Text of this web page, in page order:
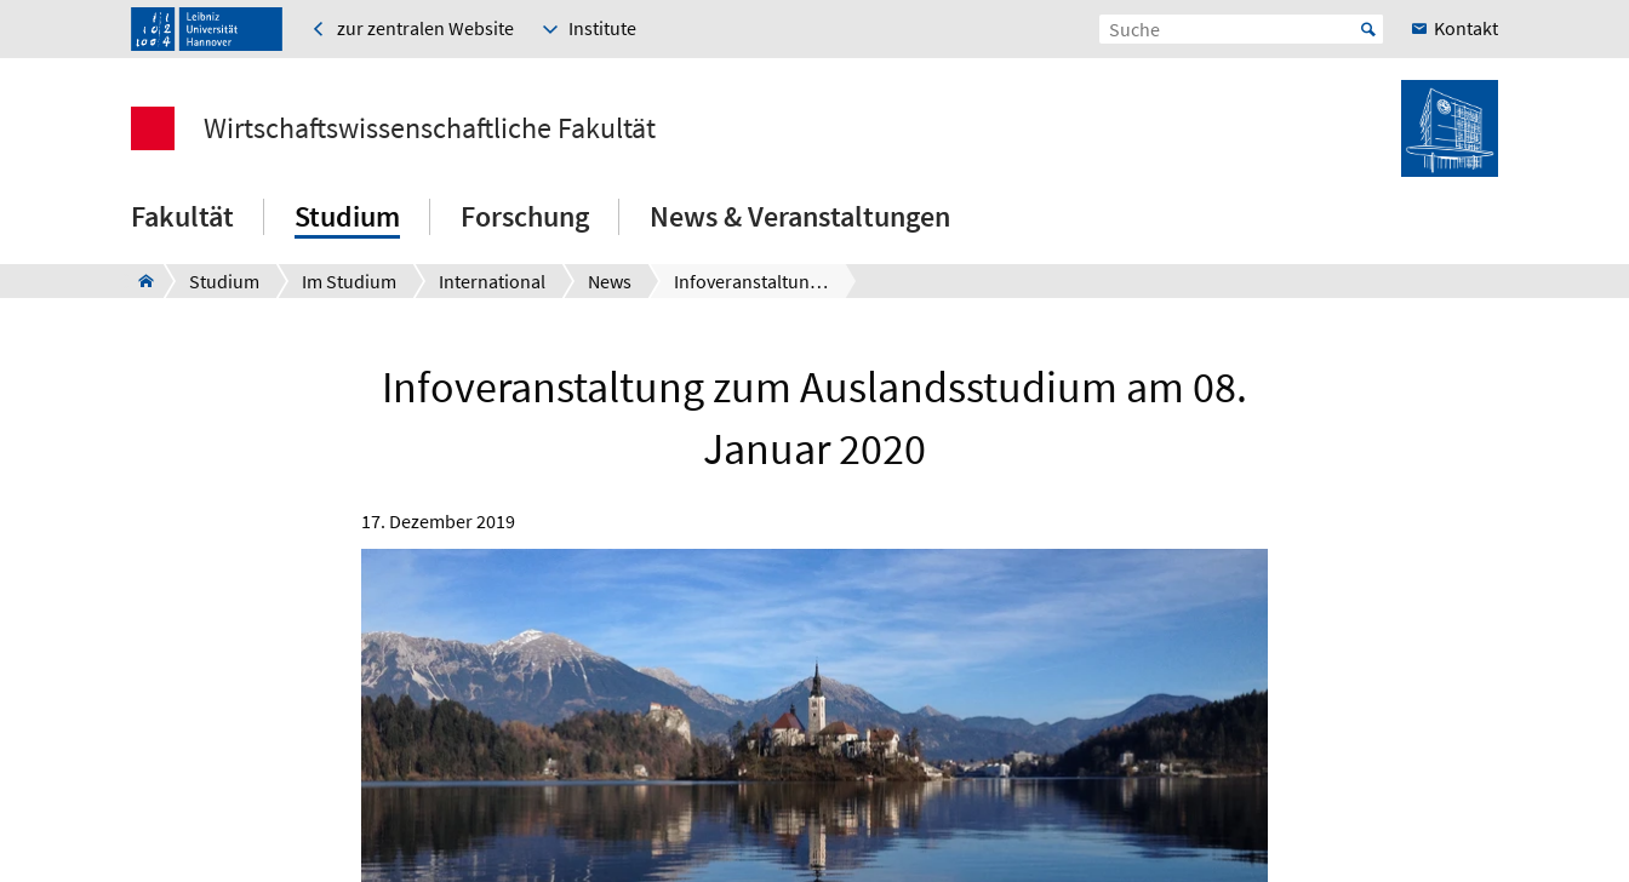
zur zentralen Website Institute Kontakt
Wirtschaftswissenschaftliche Fakultät
Fakultät Studium Forschung News & Veranstaltungen
Studium Im Studium International News Infoveranstaltung zum Auslandsstudium am 08. Januar 2020
Infoveranstaltung zum Auslandsstudium am 08.
Januar 2020
17. Dezember 2019